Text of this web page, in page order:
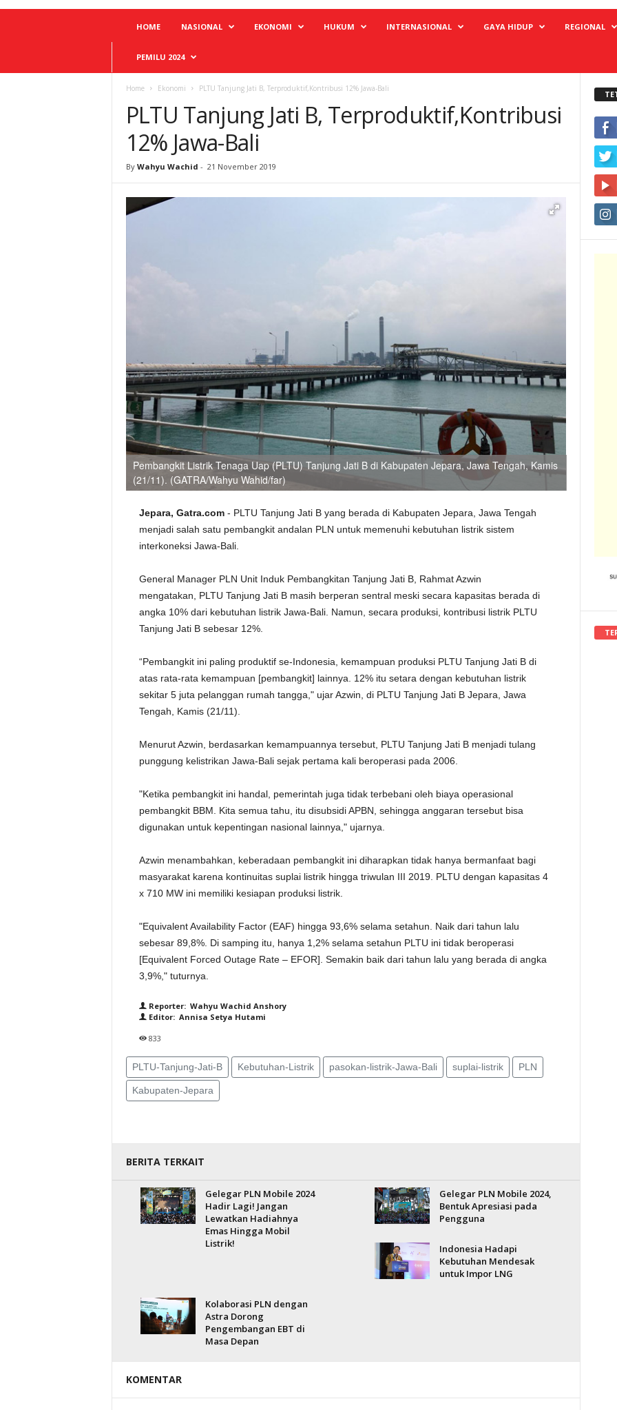
HOME NASIONAL EKONOMI HUKUM INTERNASIONAL GAYA HIDUP REGIONAL
PEMILU 2024
Home Ekonomi PLTU Tanjung Jati B, Terproduktif,Kontribusi 12% Jawa-Bali
PLTU Tanjung Jati B, Terproduktif,Kontribusi
12% Jawa-Bali
By Wahyu Wachid - 21 November 2019
Pembangkit Listrik Tenaga Uap (PLTU) Tanjung Jati B di Kabupaten Jepara, Jawa Tengah, Kamis
(21/11). (GATRA/Wahyu Wahid/far)
Jepara, Gatra.com- PLTU Tanjung Jati B yang berada di Kabupaten Jepara, Jawa Tengah
menjadi salah satu pembangkit andalan PLN untuk memenuhi kebutuhan listrik sistem
interkoneksi Jawa-Bali.
General Manager PLN Unit Induk Pembangkitan Tanjung Jati B, Rahmat Azwin
mengatakan, PLTU Tanjung Jati B masih berperan sentral meski secara kapasitas berada di
angka 10% dari kebutuhan listrik Jawa-Bali. Namun, secara produksi, kontribusi listrik PLTU
Tanjung Jati B sebesar 12%.
“Pembangkit ini paling produktif se-Indonesia, kemampuan produksi PLTU Tanjung Jati B di
atas rata-rata kemampuan [pembangkit] lainnya. 12% itu setara dengan kebutuhan listrik
sekitar 5 juta pelanggan rumah tangga," ujar Azwin, di PLTU Tanjung Jati B Jepara, Jawa
Tengah, Kamis (21/11).
Menurut Azwin, berdasarkan kemampuannya tersebut, PLTU Tanjung Jati B menjadi tulang
punggung kelistrikan Jawa-Bali sejak pertama kali beroperasi pada 2006.
"Ketika pembangkit ini handal, pemerintah juga tidak terbebani oleh biaya operasional
pembangkit BBM. Kita semua tahu, itu disubsidi APBN, sehingga anggaran tersebut bisa
digunakan untuk kepentingan nasional lainnya," ujarnya.
Azwin menambahkan, keberadaan pembangkit ini diharapkan tidak hanya bermanfaat bagi
masyarakat karena kontinuitas suplai listrik hingga triwulan III 2019. PLTU dengan kapasitas 4
x 710 MW ini memiliki kesiapan produksi listrik.
"Equivalent Availability Factor (EAF) hingga 93,6% selama setahun. Naik dari tahun lalu
sebesar 89,8%. Di samping itu, hanya 1,2% selama setahun PLTU ini tidak beroperasi
[Equivalent Forced Outage Rate – EFOR]. Semakin baik dari tahun lalu yang berada di angka
3,9%," tuturnya.
Reporter: Wahyu Wachid Anshory
Editor: Annisa Setya Hutami
833
PLTU-Tanjung-Jati-B Kebutuhan-Listrik pasokan-listrik-Jawa-Bali suplai-listrik PLN
Kabupaten-Jepara
BERITA TERKAIT
Gelegar PLN Mobile 2024
Hadir Lagi! Jangan
Lewatkan Hadiahnya
Emas Hingga Mobil
Listrik!
Gelegar PLN Mobile 2024,
Bentuk Apresiasi pada
Pengguna
Indonesia Hadapi
Kebutuhan Mendesak
untuk Impor LNG
Kolaborasi PLN dengan
Astra Dorong
Pengembangan EBT di
Masa Depan
KOMENTAR